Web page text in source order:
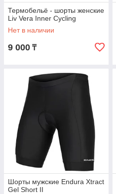
Термобельё - шорты женские
Liv Vera Inner Cycling
Нет в наличии
9 000 ₸
Шорты мужские Endura Xtract
Gel Short II